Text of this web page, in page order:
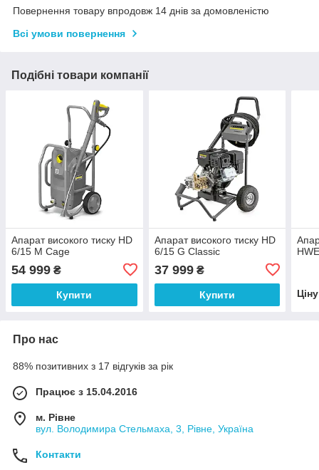
Повернення товару впродовж 14 днів за домовленістю
Всі умови повернення
Подібні товари компанії
Апарат високого тиску HD
6/15 M Cage
54 999 ₴
Купити
Апарат високого тиску HD
6/15 G Classic
37 999₴
Купити
Про нас
88% позитивних з 17 відгуків за рік
Працює з 15.04.2016
м. Рівне
вул. Володимира Стельмаха, 3, Рівне, Україна
Контакти